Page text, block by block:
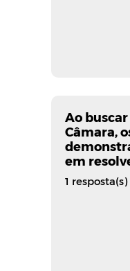
Ao
Câmara,
em
1 resposta(s)